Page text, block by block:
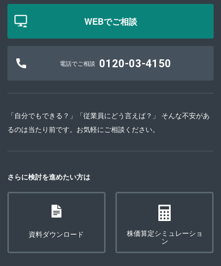
WEBでご相談
電話でご相談 0120-03-4150
「自分でもできる？」「従業員にどう言えば？」 そんな不安があ
るのは当たり前です。お気軽にご相談ください。
さらに検討を進めたい方は
資料ダウンロード
株価算定シミュレーショ
ン